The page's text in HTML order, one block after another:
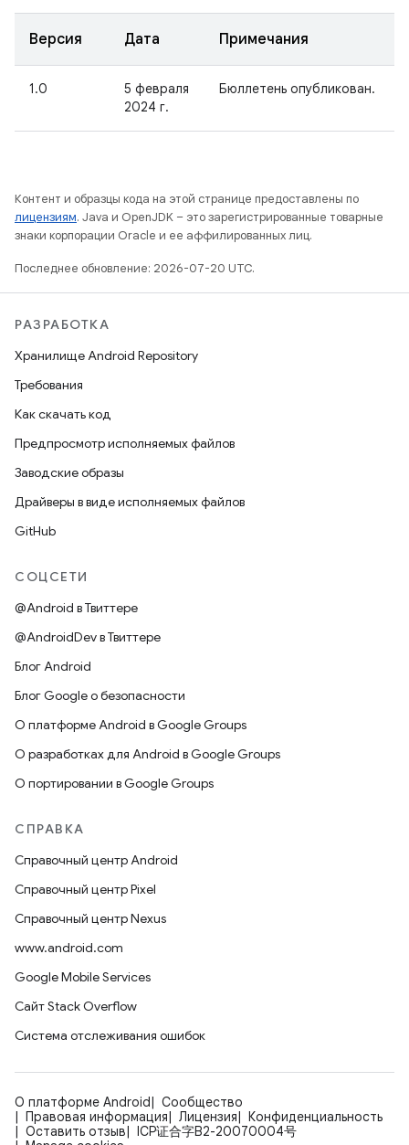
Версия Дата Примечания
1.0
5 февраля
2024 г.
Бюллетень опубликован.
Контент и образцы кода на этой странице предоставлены по
лицензиям. Java и OpenJDK – это зарегистрированные товарные
знаки корпорации Oracle и ее аффилированных лиц.
Последнее обновление: 2026-07-20 UTC.
РАЗРАБОТКА
Хранилище Android Repository
Требования
Как скачать код
Предпросмотр исполняемых файлов
Заводские образы
Драйверы в виде исполняемых файлов
GitHub
СОЦСЕТИ
@Android в Твиттере
@AndroidDev в Твиттере
Блог Android
Блог Google о безопасности
О платформе Android в Google Groups
О разработках для Android в Google Groups
О портировании в Google Groups
СПРАВКА
Справочный центр Android
Справочный центр Pixel
Справочный центр Nexus
www.android.com
Google Mobile Services
Сайт Stack Overflow
Система отслеживания ошибок
О платформе Android
Сообщество
Правовая информация
Лицензия
Конфиденциальность
Оставить отзыв
ICP证合字B2-20070004号